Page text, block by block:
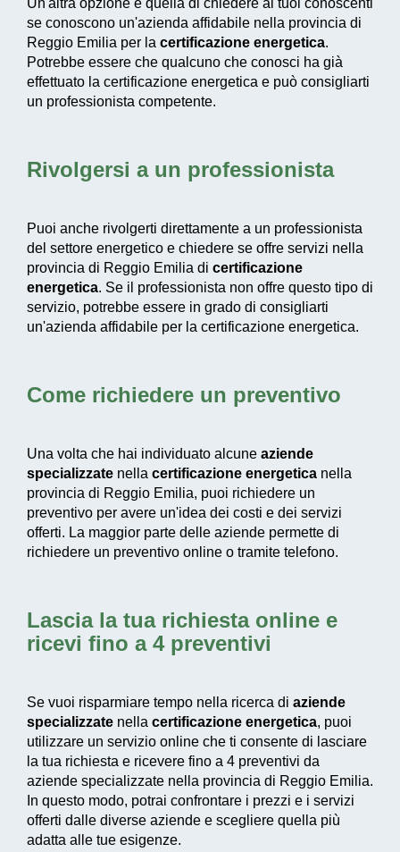
Un'altra opzione è quella di chiedere ai tuoi conoscenti
se conoscono un'azienda affidabile nella provincia di
Reggio Emilia per la certificazione energetica.
Potrebbe essere che qualcuno che conosci ha già
effettuato la certificazione energetica e può consigliarti
un professionista competente.
Rivolgersi a un professionista
Puoi anche rivolgerti direttamente a un professionista
del settore energetico e chiedere se offre servizi nella
provincia di Reggio Emilia di certificazione
energetica. Se il professionista non offre questo tipo di
servizio, potrebbe essere in grado di consigliarti
un'azienda affidabile per la certificazione energetica.
Come richiedere un preventivo
Una volta che hai individuato alcune aziende
specializzate nella certificazione energetica nella
provincia di Reggio Emilia, puoi richiedere un
preventivo per avere un'idea dei costi e dei servizi
offerti. La maggior parte delle aziende permette di
richiedere un preventivo online o tramite telefono.
Lascia la tua richiesta online e
ricevi fino a 4 preventivi
Se vuoi risparmiare tempo nella ricerca di aziende
specializzate nella certificazione energetica, puoi
utilizzare un servizio online che ti consente di lasciare
la tua richiesta e ricevere fino a 4 preventivi da
aziende specializzate nella provincia di Reggio Emilia.
In questo modo, potrai confrontare i prezzi e i servizi
offerti dalle diverse aziende e scegliere quella più
adatta alle tue esigenze.